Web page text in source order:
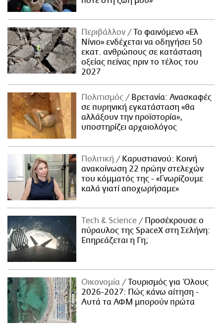
Περιβάλλον
Το φαινόμενο «Ελ
Νίνιο» ενδέχεται να οδηγήσει 50
εκατ. ανθρώπους σε κατάσταση
οξείας πείνας πριν το τέλος του
2027
Πολιτισμός
Βρετανία: Ανασκαφές
σε πυρηνική εγκατάσταση «θα
αλλάξουν την προϊστορία»,
υποστηρίζει αρχαιολόγος
Πολιτική
Καρυστιανού: Κοινή
ανακοίνωση 22 πρώην στελεχών
του κόμματός της - «Γνωρίζουμε
καλά γιατί αποχωρήσαμε»
Τech & Science
Προσέκρουσε ο
πύραυλος της SpaceX στη Σελήνη:
Επηρεάζεται η Γη;
Οικονομία
Τουρισμός για Όλους
2026-2027: Πώς κάνω αίτηση -
Αυτά τα ΑΦΜ μπορούν πρώτα